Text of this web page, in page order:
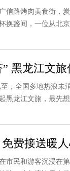
路烤肉美食街，炭
换盏间，一位从北
黑龙江文
全国多地热浪未消
黑龙江文旅，最先
费接送暖
民和游客沉浸在